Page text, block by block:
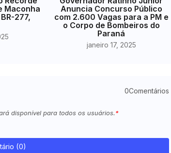
Maconha
277,
Anuncia Concurso Público
com 2.600 Vagas para a PM e
o Corpo de Bombeiros do
Paraná
janeiro 17, 2025
0Comentários
disponível para todos os usuários.
(0)